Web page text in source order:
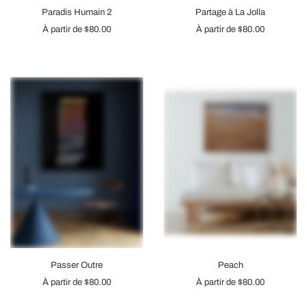
Paradis Humain 2
À partir de $80.00
Partage à La Jolla
À partir de $80.00
Passer Outre
À partir de $80.00
Peach
À partir de $80.00